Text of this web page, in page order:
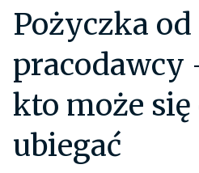
Pożyczka od
pracodawcy
kto może się
ubiegać